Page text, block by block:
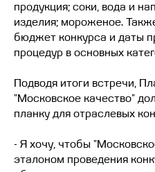
продукция; соки, вода и
изделия; мороженое.
бюджет конкурса и даты
процедур в основных
Подводя итоги встречи,
"Московское качество"
планку для отраслевых
- Я хочу, чтобы
эталоном проведения